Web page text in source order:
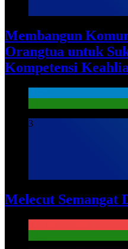
Membangun
Orangtua untuk
Kompetensi
3
Melecut Semangat